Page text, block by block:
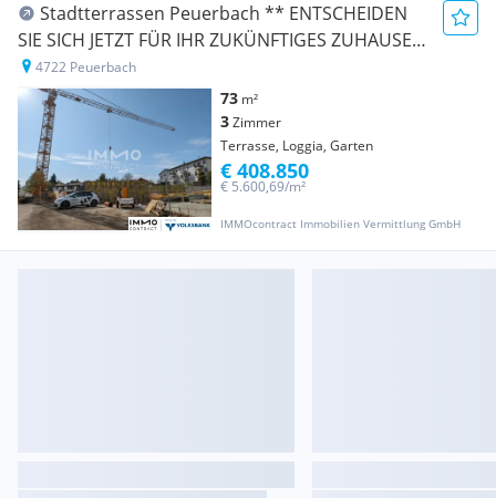
Stadtterrassen Peuerbach ** ENTSCHEIDEN
SIE SICH JETZT FÜR IHR ZUKÜNFTIGES ZUHAUSE!
**4722 Peuerbach
73 m²
3Zimmer
Terrasse, Loggia, Garten
IMMOcontract Immobilien Vermittlung GmbH
€ 5.600,69/m²
€ 408.850